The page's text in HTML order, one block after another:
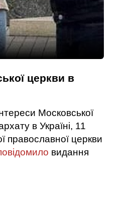
церкви в
Московської
в Україні, 11
православної церкви
видання